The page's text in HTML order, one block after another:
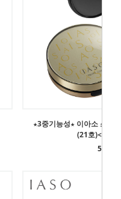
★3중기능성★ 이아소 스마
(21호)<리필1
50,000